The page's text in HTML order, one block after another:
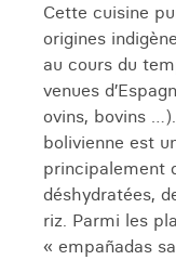
Cette cuisine
origines
au cours du
venues
ovins, bovins
bolivienne est
principalement
déshydratées,
riz. Parmi les
« empañadas